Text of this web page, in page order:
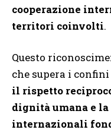
cooperazione
territori coinvolti.
Questo
che supera i
il rispetto
dignità umana e
internazionali